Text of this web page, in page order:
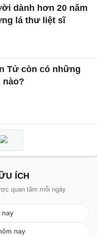
dành hơn 20 năm
lá thư liệt sĩ
Tử còn có những
nào?
ÍCH
quan tâm mỗi ngày
nay
nay